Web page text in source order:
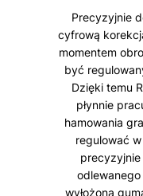
Precyzyjnie
cyfrową
momentem
być
Dzięki temu
płynnie
hamowania
regulować
precyzyjnie
odlewanego
wyłożona